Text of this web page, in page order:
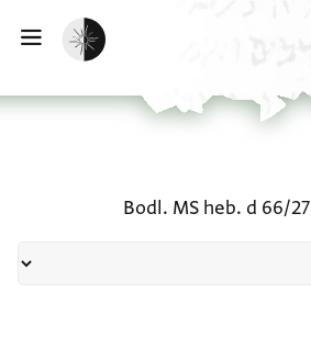
הפעלת מצב כהה
Bodl. MS heb. d 66/27